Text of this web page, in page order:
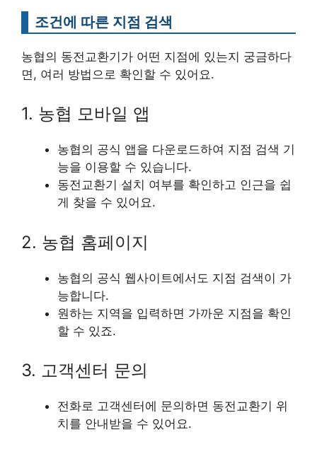
조건에 따른 지점 검색
농협의 동전교환기가 어떤 지점에 있는지 궁금하다
면, 여러 방법으로 확인할 수 있어요.
1. 농협 모바일 앱
농협의 공식 앱을 다운로드하여 지점 검색 기
능을 이용할 수 있습니다.
동전교환기 설치 여부를 확인하고 인근을 쉽
게 찾을 수 있어요.
2. 농협 홈페이지
농협의 공식 웹사이트에서도 지점 검색이 가
능합니다.
원하는 지역을 입력하면 가까운 지점을 확인
할 수 있죠.
3. 고객센터 문의
전화로 고객센터에 문의하면 동전교환기 위
치를 안내받을 수 있어요.